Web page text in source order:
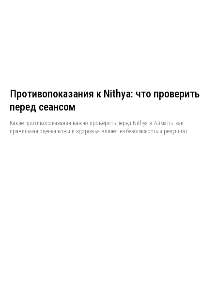
Противопоказания к Nithya: что проверить
перед сеансом
Какие противопоказания важно проверить перед Nithya в Алматы: как
правильная оценка кожи и здоровья влияет на безопасность и результат.